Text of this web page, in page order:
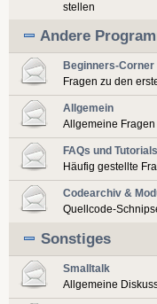
stellen
Andere
Beginners-Corner
Fragen zu den
Allgemein
Allgemeine
FAQs und Tutorials
Häufig gestellte
Codearchiv &
Quellcode-
Sonstiges
Smalltalk
Allgemeine